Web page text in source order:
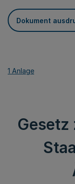
Dokument
1 Anlage
Gesetz